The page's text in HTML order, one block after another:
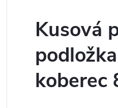
Kusová
koberec